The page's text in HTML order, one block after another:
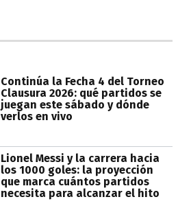
Continúa la Fecha 4 del Torneo
Clausura 2026: qué partidos se
juegan este sábado y dónde
verlos en vivo
Lionel Messi y la carrera hacia
los 1000 goles: la proyección
que marca cuántos partidos
necesita para alcanzar el hito